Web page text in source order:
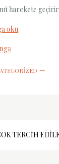
harekete
oku
TERCIH